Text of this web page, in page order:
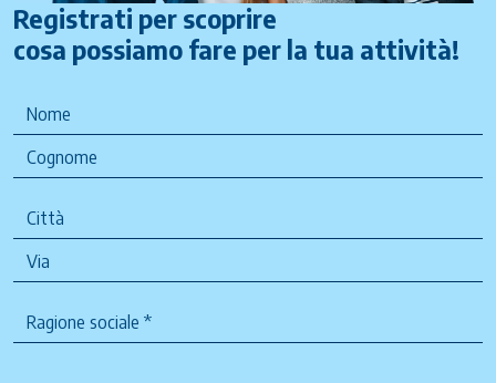
Registrati per scoprire
cosa possiamo fare per la tua attività!